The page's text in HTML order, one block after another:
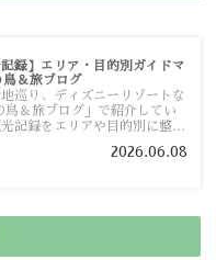
記録】エリア・目的別ガイドマ
＆旅ブログ
巡り、ディズニーリゾートな
＆旅ブログ」で紹介してい
記録をエリアや目的別に整理
ムーズに見つけていただけま
2026.06.08